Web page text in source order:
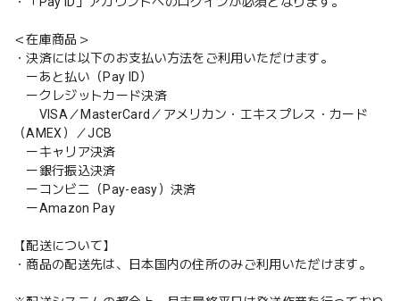
＜在庫商品＞
・決済には以下のお支払い方法をご利用いただけます。
ーあと払い（Pay ID）
ークレジットカード決済
VISA／MasterCard／アメリカン・エキスプレス・カード
（AMEX）／JCB
ーキャリア決済
ー銀行振込決済
ーコンビニ（Pay-easy）決済
ーAmazon Pay
【配送について】
・商品の配送先は、日本国内の住所のみご利用いただけます。